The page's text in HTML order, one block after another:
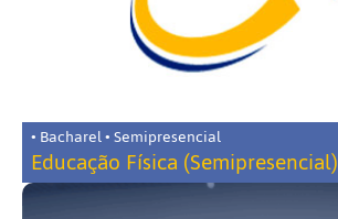
• Bacharel • Semipresencial
Educação Física (Semipresencial)